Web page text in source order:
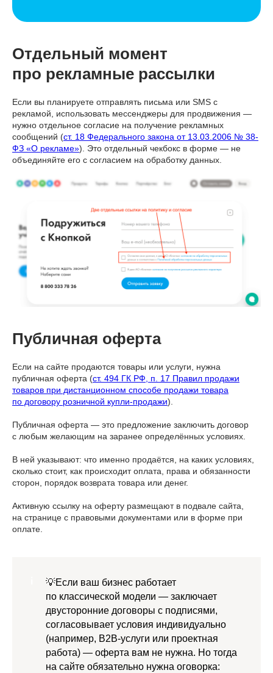
Отдельный момент
про рекламные рассылки
Если вы планируете отправлять письма или SMS с
рекламой, использовать мессенджеры для продвижения —
нужно отдельное согласие на получение рекламных
сообщений (ст. 18 Федерального закона от 13.03.2006 № 38-
ФЗ «О рекламе»). Это отдельный чекбокс в форме — не
объединяйте его с согласием на обработку данных.
Публичная оферта
Если на сайте продаются товары или услуги, нужна
публичная оферта (ст. 494 ГК РФ, п. 17 Правил продажи
товаров при дистанционном способе продажи товара
по договору розничной купли-продажи).
Публичная оферта — это предложение заключить договор
с любым желающим на заранее определённых условиях.
В ней указывают: что именно продаётся, на каких условиях,
сколько стоит, как происходит оплата, права и обязанности
сторон, порядок возврата товара или денег.
Активную ссылку на оферту размещают в подвале сайта,
на странице с правовыми документами или в форме при
оплате.
💡Если ваш бизнес работает
по классической модели — заключает
двусторонние договоры с подписями,
согласовывает условия индивидуально
(например, B2B-услуги или проектная
работа) — оферта вам не нужна. Но тогда
на сайте обязательно нужна оговорка: